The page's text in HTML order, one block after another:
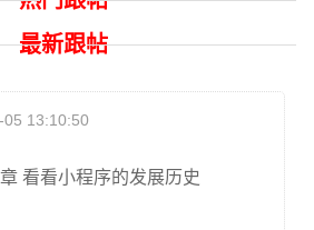
最新跟帖
13:10:50
看看小程序的发展历史